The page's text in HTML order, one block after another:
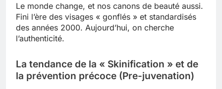
Le monde change, et nos canons de beauté aussi.
Fini l’ère des visages « gonflés » et standardisés
des années 2000. Aujourd’hui, on cherche
l’authenticité.
La tendance de la « Skinification » et de
la prévention précoce (Pre-juvenation)